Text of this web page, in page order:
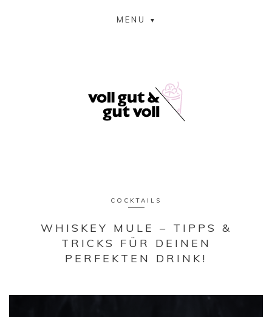
MENU
COCKTAILS
WHISKEY MULE – TIPPS &
TRICKS FÜR DEINEN
PERFEKTEN DRINK!